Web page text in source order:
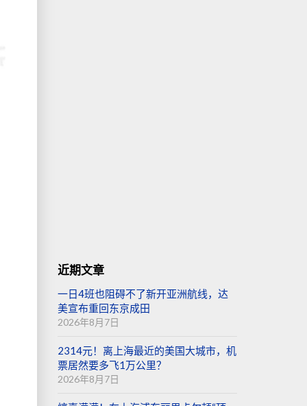
近期文章
一日4班也阻碍不了新开亚洲航线，达
美宣布重回东京成田
2026年8月7日
2314元！离上海最近的美国大城市，机
票居然要多飞1万公里？
2026年8月7日